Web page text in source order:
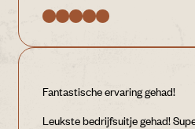
Fantastische ervaring gehad!
Leukste bedrijfsuitje gehad!